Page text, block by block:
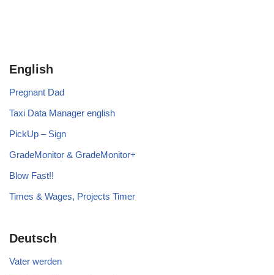
English
Pregnant Dad
Taxi Data Manager english
PickUp – Sign
GradeMonitor & GradeMonitor+
Blow Fast!!
Times & Wages, Projects Timer
Deutsch
Vater werden